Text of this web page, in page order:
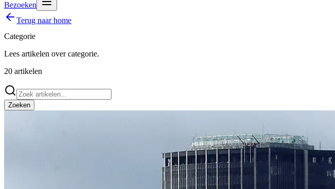
Bezoeken
Terug naar home
Categorie
Lees artikelen over categorie.
20 artikelen
Zoeken